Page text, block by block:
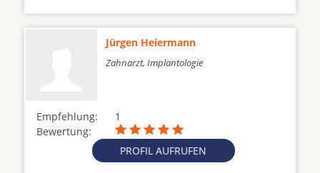
Jürgen Heiermann
Zahnarzt, Implantologie
Empfehlung:
1
Bewertung:
PROFIL AUFRUFEN